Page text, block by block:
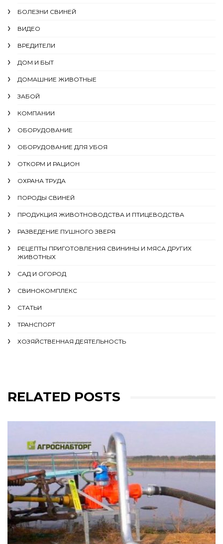
БОЛЕЗНИ СВИНЕЙ
ВИДЕО
ВРЕДИТЕЛИ
ДОМ И БЫТ
ДОМАШНИЕ ЖИВОТНЫЕ
ЗАБОЙ
КОМПАНИИ
ОБОРУДОВАНИЕ
ОБОРУДОВАНИЕ ДЛЯ УБОЯ
ОТКОРМ И РАЦИОН
ОХРАНА ТРУДА
ПОРОДЫ СВИНЕЙ
ПРОДУКЦИЯ ЖИВОТНОВОДСТВА И ПТИЦЕВОДСТВА
РАЗВЕДЕНИЕ ПУШНОГО ЗВЕРЯ
РЕЦЕПТЫ ПРИГОТОВЛЕНИЯ СВИНИНЫ И МЯСА ДРУГИХ
ЖИВОТНЫХ
САД И ОГОРОД
СВИНОКОМПЛЕКС
СТАТЬИ
ТРАНСПОРТ
ХОЗЯЙСТВЕННАЯ ДЕЯТЕЛЬНОСТЬ
RELATED POSTS